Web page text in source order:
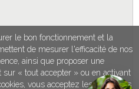
le bon fonctionnement et la
de mesurer l'efficacité de nos
ainsi que proposer une
« tout accepter » ou en activant
vous acceptez les conditions